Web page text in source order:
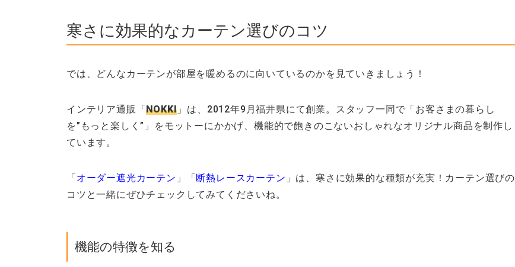
寒さに効果的なカーテン選びのコツ
では、どんなカーテンが部屋を暖めるのに向いているのかを見ていきましょう！
インテリア通販「NOKKI 」は、2012年9月福井県にて創業。スタッフ一同で「お客さまの暮らし
を”もっと楽しく”」をモットーにかかげ、機能的で飽きのこないおしゃれなオリジナル商品を制作し
ています。
「オーダー遮光カーテン 」「断熱レースカーテン 」は、寒さに効果的な種類が充実！カーテン選びの
コツと一緒にぜひチェックしてみてくださいね。
機能の特徴を知る